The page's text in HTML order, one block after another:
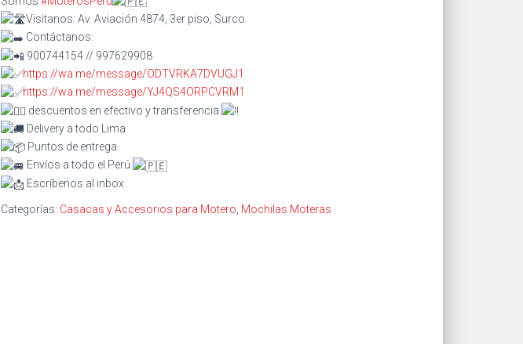
Visitanos: Av. Aviación 4874, 3er piso, Surco.
Contáctanos:
900744154 // 997629908
https://wa.me/message/ODTVRKA7DVUGJ1
https://wa.me/message/YJ4QS4ORPCVRM1
descuentos en efectivo y transferencia
Delivery a todo Lima
Puntos de entrega
Envíos a todo el Perú
Escríbenos al inbox
Categorías: Casacas y Accesorios para Motero Mochilas Moteras